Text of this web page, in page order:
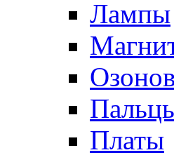
Лампы
Платы